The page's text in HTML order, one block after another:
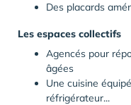
Des placards
Les espaces collectifs
Agencés pour
âgées
Une cuisine
réfrigérateur...